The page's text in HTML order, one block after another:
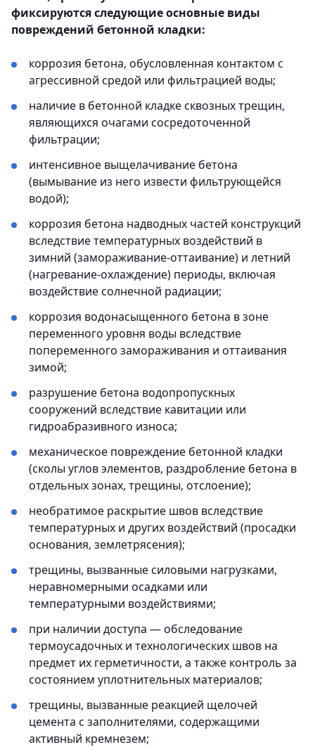
фиксируются следующие основные виды
повреждений бетонной кладки:
коррозия бетона, обусловленная контактом с
агрессивной средой или фильтрацией воды;
наличие в бетонной кладке сквозных трещин,
являющихся очагами сосредоточенной
фильтрации;
интенсивное выщелачивание бетона
(вымывание из него извести фильтрующейся
водой);
коррозия бетона надводных частей конструкций
вследствие температурных воздействий в
зимний (замораживание-оттаивание) и летний
(нагревание-охлаждение) периоды, включая
воздействие солнечной радиации;
коррозия водонасыщенного бетона в зоне
переменного уровня воды вследствие
попеременного замораживания и оттаивания
зимой;
разрушение бетона водопропускных
сооружений вследствие кавитации или
гидроабразивного износа;
механическое повреждение бетонной кладки
(сколы углов элементов, раздробление бетона в
отдельных зонах, трещины, отслоение);
необратимое раскрытие швов вследствие
температурных и других воздействий (просадки
основания, землетрясения);
трещины, вызванные силовыми нагрузками,
неравномерными осадками или
температурными воздействиями;
при наличии доступа — обследование
термоусадочных и технологических швов на
предмет их герметичности, а также контроль за
состоянием уплотнительных материалов;
трещины, вызванные реакцией щелочей
цемента с заполнителями, содержащими
активный кремнезем;